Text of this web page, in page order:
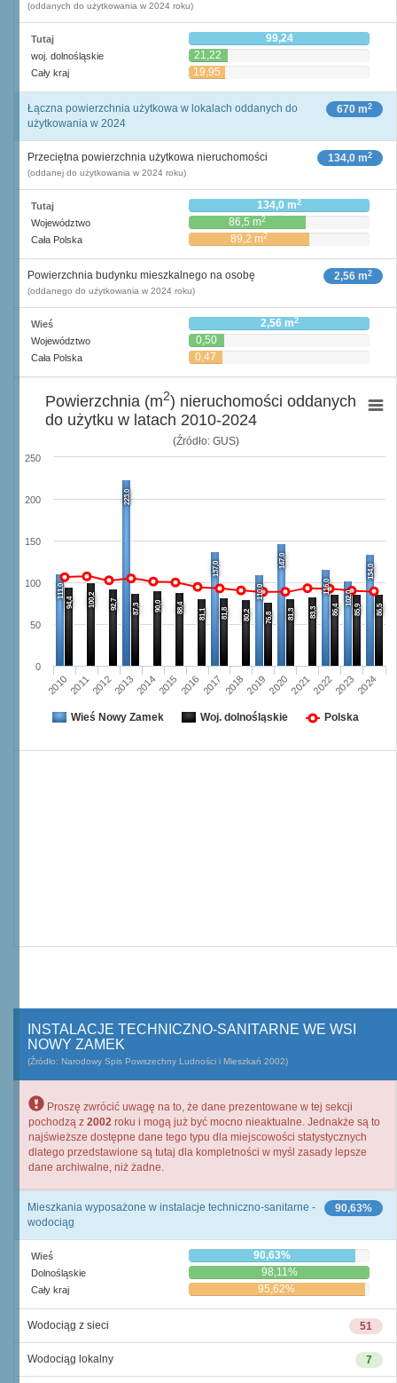
(oddanych do użytkowania w 2024 roku)
Tutaj 99,24
woj. dolnośląskie 21,22
Cały kraj 19,95
670 m2
Łączna powierzchnia użytkowa w lokalach oddanych do
użytkowania w 2024
134,0 m2
Przeciętna powierzchnia użytkowa nieruchomości
(oddanej do użytkowania w 2024 roku)
Tutaj 134,0 m2
Województwo 86,5 m2
Cała Polska 89,2 m2
2,56 m2
Powierzchnia budynku mieszkalnego na osobę
(oddanego do użytkowania w 2024 roku)
Wieś 2,56 m2
Województwo
0,50
m2
Cała Polska
0,47
(Źródło: GUS)
111,0
223,0
137,0
110,0
147,0
116,0
102,0
134,0
94,4 100,2 92,7 87,3 90,0 88,4 81,1 81,8 80,2 76,8 81,3 83,3 86,4 85,9 86,5
201020112012201320142015 2016 2017 2018201920202021202220232024
0
50
100
150
200
250
Powierzchnia (m2) nieruchomości oddanych
do użytku w latach 2010-2024
Wieś Nowy Zamek Woj. dolnośląskie Polska
INSTALACJE TECHNICZNO-SANITARNE WE WSI
NOWY ZAMEK
(Źródło: Narodowy Spis Powszechny Ludności i Mieszkań 2002)
Proszę zwrócić uwagę na to, że dane prezentowane w tej sekcji
pochodzą z 2002 roku i mogą już być mocno nieaktualne. Jednakże są to
najświeższe dostępne dane tego typu dla miejscowości statystycznych
dlatego przedstawione są tutaj dla kompletności w myśl zasady lepsze
dane archiwalne, niż żadne.
90,63%
Mieszkania wyposażone w instalacje techniczno-sanitarne -
wodociąg
Wieś 90,63%
Dolnośląskie 98,11%
Cały kraj 95,62%
51
Wodociąg z sieci
7
Wodociąg lokalny